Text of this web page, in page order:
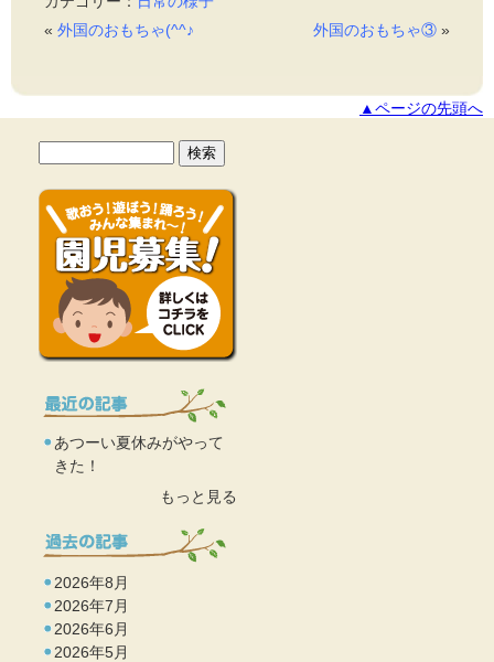
« 外国のおもちゃ(^^♪ 外国のおもちゃ③ »
▲ページの先頭へ
あつーい夏休みがやって
きた！
もっと見る
2026年8月
2026年7月
2026年6月
2026年5月